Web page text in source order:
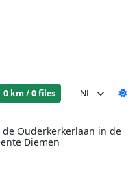
0 km / 0 files
de Ouderkerkerlaan in de
Diemen